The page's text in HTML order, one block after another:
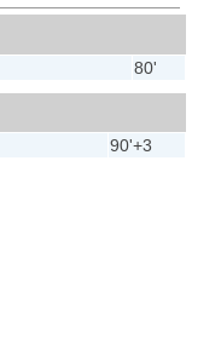
80'
90'+3